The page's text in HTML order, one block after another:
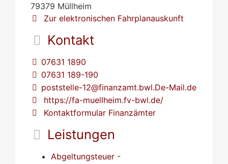
79379 Müllheim
Zur elektronischen Fahrplanauskunft
Kontakt
07631 1890
07631 189-190
poststelle-12@finanzamt.bwl.De-Mail.de
https://fa-muellheim.fv-bwl.de/
Kontaktformular Finanzämter
Leistungen
Abgeltungsteuer -